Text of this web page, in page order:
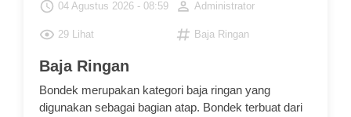
Baja Ringan
Bondek merupakan kategori baja ringan yang
digunakan sebagai bagian atap. Bondek terbuat dari